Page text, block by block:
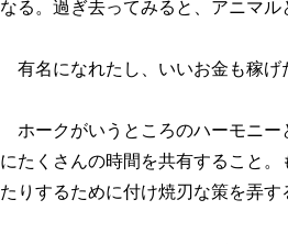
なる。過ぎ去ってみると、アニマル
有名になれたし、いいお金も稼げ
ホークがいうところのハーモニー
にたくさんの時間を共有すること
たりするために付け焼刃な策を弄す